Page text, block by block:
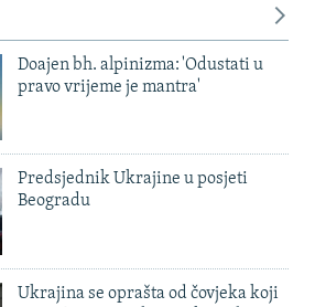
Doajen bh. alpinizma: 'Odustati u
pravo vrijeme je mantra'
Predsjednik Ukrajine u posjeti
Beogradu
Ukrajina se oprašta od čovjeka koji